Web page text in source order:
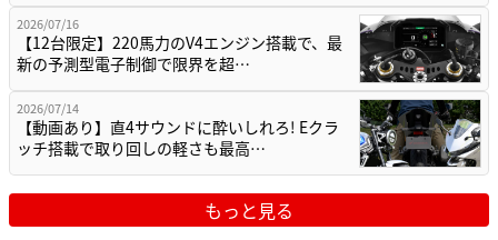
2026/07/16
【12台限定】220馬力のV4エンジン搭載で、最
新の予測型電子制御で限界を超…
2026/07/14
【動画あり】直4サウンドに酔いしれろ! Eクラ
ッチ搭載で取り回しの軽さも最高…
もっと見る